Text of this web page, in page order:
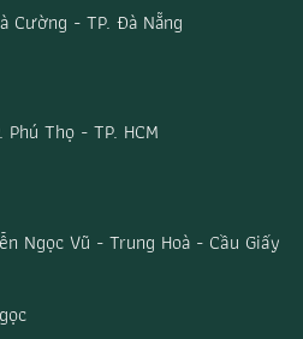
Cường - TP. Đà Nẵng
Thọ - TP. HCM
Ngọc Vũ - Trung Hoà - Cầu Giấy